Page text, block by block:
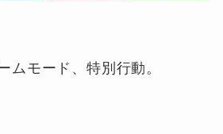
ムモード、特別行動。